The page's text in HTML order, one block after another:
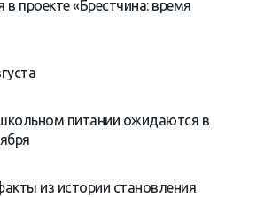
проекте «Брестчина: время
питании ожидаются в
из истории становления